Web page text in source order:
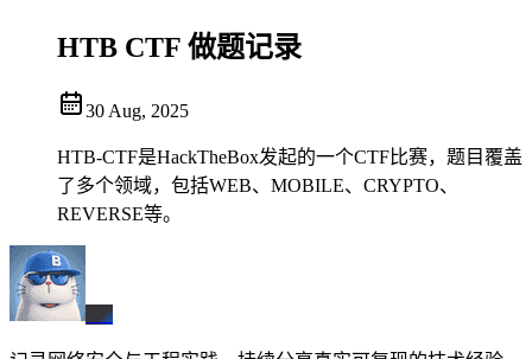
HTB CTF 做题记录
30 Aug, 2025
HTB-CTF是HackTheBox发起的一个CTF比赛，题目覆盖
了多个领域，包括WEB、MOBILE、CRYPTO、
REVERSE等。
BX